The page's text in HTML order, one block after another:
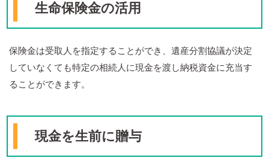
生命保険金の活用
保険金は受取人を指定することができ、遺産分割協議が決定
していなくても特定の相続人に現金を渡し納税資金に充当す
ることができます。
現金を生前に贈与